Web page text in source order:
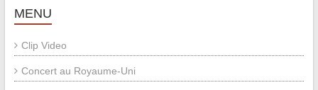
MENU
Clip Video
Concert au Royaume-Uni